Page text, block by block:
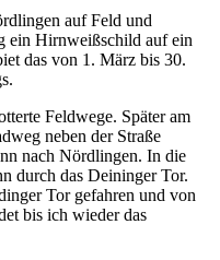
auf Feld und
ein Hirnweißschild auf ein
das von 1. März bis 30.
Feldwege. Später am
neben der Straße
nach Nördlingen. In die
durch das Deininger Tor.
Tor gefahren und von
bis ich wieder das